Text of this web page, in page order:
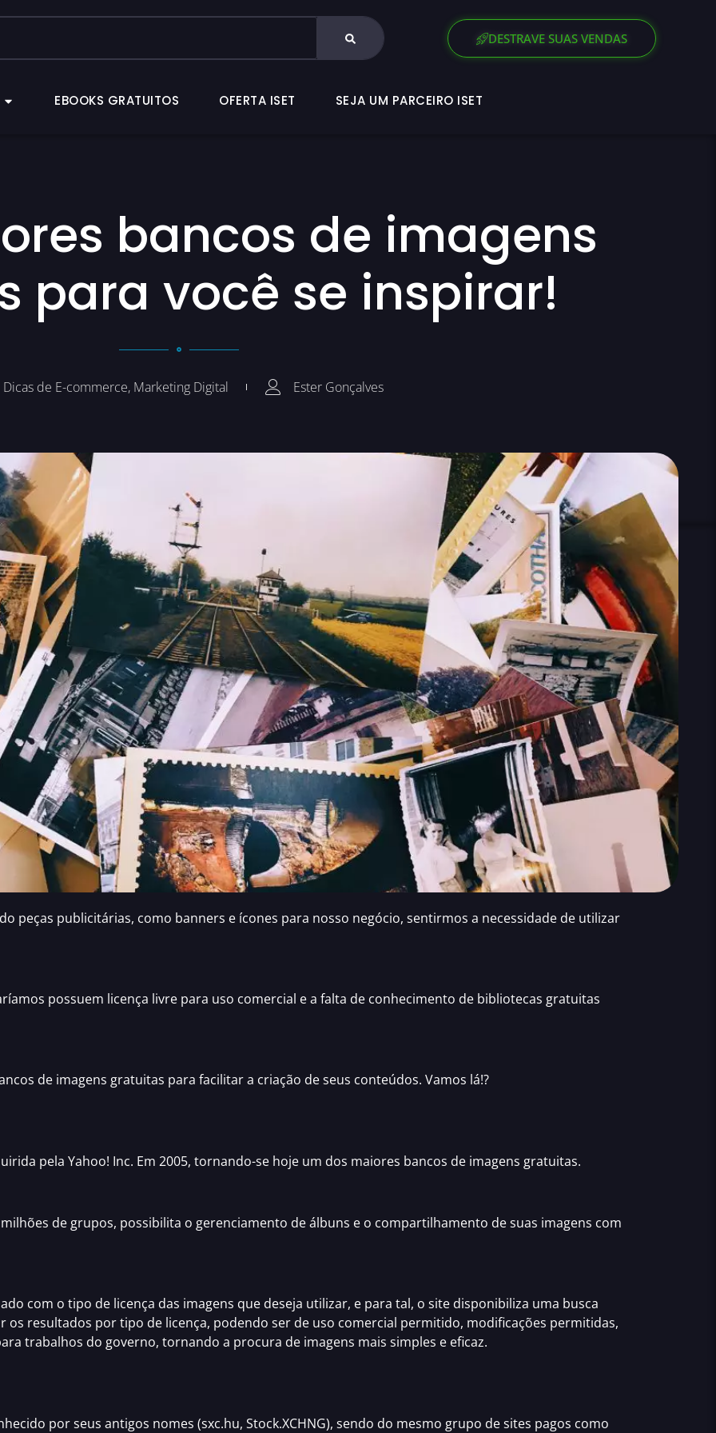
DESTRAVE SUAS VENDAS
SEJA UM PARCEIRO ISET
EBOOKS GRATUITOS OFERTA ISET SEJA UM PARCEIRO ISET
bancos de imagens
para você se inspirar!
Dicas de E-commerce, Marketing Digital Ester Gonçalves
peças publicitárias, como banners e ícones para nosso negócio, sentirmos a necessidade de utilizar
possuem licença livre para uso comercial e a falta de conhecimento de bibliotecas gratuitas
de imagens gratuitas para facilitar a criação de seus conteúdos. Vamos lá!?
pela Yahoo! Inc. Em 2005, tornando-se hoje um dos maiores bancos de imagens gratuitas.
de grupos, possibilita o gerenciamento de álbuns e o compartilhamento de suas imagens com
com o tipo de licença das imagens que deseja utilizar, e para tal, o site disponibiliza uma busca
os resultados por tipo de licença, podendo ser de uso comercial permitido, modificações permitidas,
trabalhos do governo, tornando a procura de imagens mais simples e eficaz.
por seus antigos nomes (sxc.hu, Stock.XCHNG), sendo do mesmo grupo de sites pagos como